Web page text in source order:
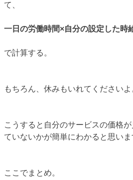
て、
一日の労働時間×自分の設定した時
で計算する。
もちろん、休みもいれてくださいよ
こうすると自分のサービスの価格
ていないかが簡単にわかると思いま
ここでまとめ。